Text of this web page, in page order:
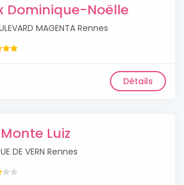
Dominique-Noëlle
MAGENTA Rennes
Détails
Luiz
DE VERN Rennes